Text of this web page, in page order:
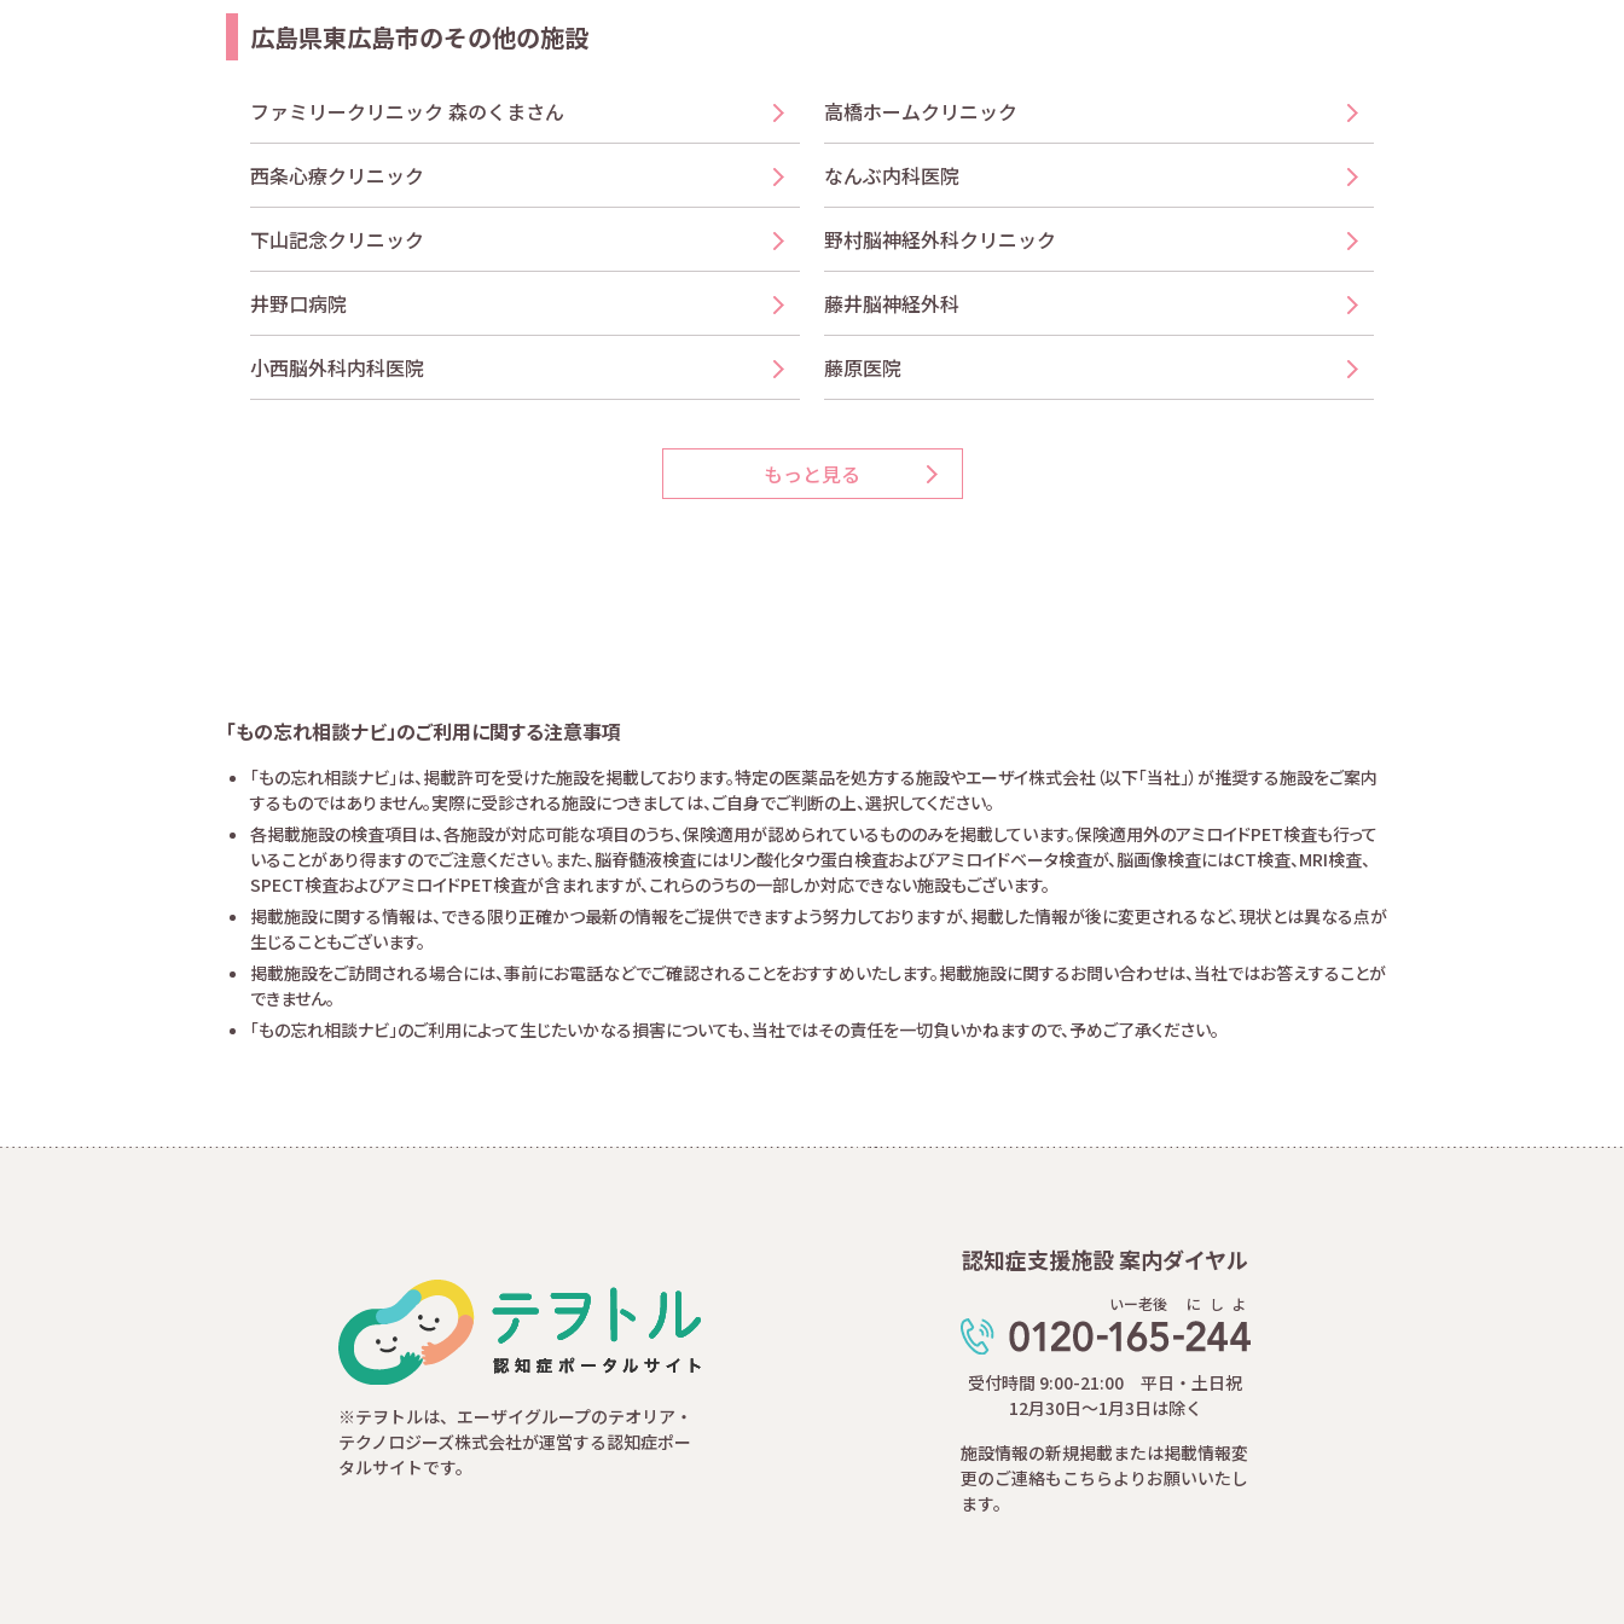
広島県東広島市のその他の施設
ファミリークリニック 森のくまさん
西条心療クリニック
下山記念クリニック
井野口病院
小西脳外科内科医院
高橋ホームクリニック
なんぶ内科医院
野村脳神経外科クリニック
藤井脳神経外科
藤原医院
もっと見る
「もの忘れ相談ナビ」のご利用に関する注意事項
「もの忘れ相談ナビ」は、掲載許可を受けた施設を掲載しております。特定の医薬品を処方する施設やエーザイ株式会社（以下「当社」）が推奨する施設をご案内
するものではありません。実際に受診される施設につきましては、ご自身でご判断の上、選択してください。
各掲載施設の検査項目は、各施設が対応可能な項目のうち、保険適用が認められているもののみを掲載しています。保険適用外のアミロイドPET検査も行って
いることがあり得ますのでご注意ください。また、脳脊髄液検査にはリン酸化タウ蛋白検査およびアミロイドベータ検査が、脳画像検査にはCT検査、MRI検査、
SPECT検査およびアミロイドPET検査が含まれますが、これらのうちの一部しか対応できない施設もございます。
掲載施設に関する情報は、できる限り正確かつ最新の情報をご提供できますよう努力しておりますが、掲載した情報が後に変更されるなど、現状とは異なる点が
生じることもございます。
掲載施設をご訪問される場合には、事前にお電話などでご確認されることをおすすめいたします。掲載施設に関するお問い合わせは、当社ではお答えすることが
できません。
「もの忘れ相談ナビ」のご利用によって生じたいかなる損害についても、当社ではその責任を一切負いかねますので、予めご了承ください。
認知症支援施設 案内ダイヤル
いー老後 に し よ
受付時間 9:00-21:00 平日・土日祝
12月30日～1月3日は除く
施設情報の新規掲載または掲載情報変
更のご連絡もこちらよりお願いいたし
ます。
※テヲトルは、エーザイグループのテオリア・
テクノロジーズ株式会社が運営する認知症ポー
タルサイトです。